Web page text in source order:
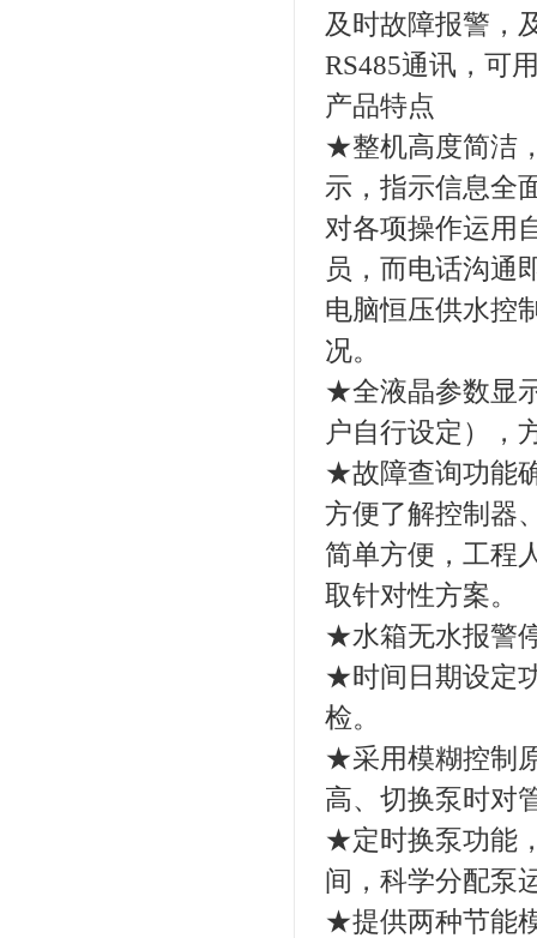
及时故障报警，
RS485通讯，可
产品特点
★整机高度简洁
示，指示信息全
对各项操作运用
员，而电话沟通
电脑恒压供水控
况。
★全液晶参数显
户自行设定），
★故障查询功能
方便了解控制器
简单方便，工程
取针对性方案。
★水箱无水报警
★时间日期设定
检。
★采用模糊控制
高、切换泵时对
★定时换泵功能
间，科学分配泵
★提供两种节能